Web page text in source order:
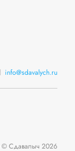
info@sdavalych.ru
© Сдавалыч 2026